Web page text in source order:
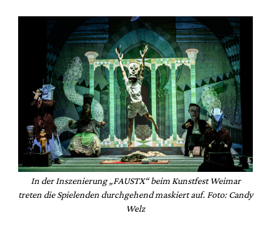
In der Inszenierung „FAUSTX“ beim Kunstfest Weimar
treten die Spielenden durchgehend maskiert auf. Foto: Candy
Welz